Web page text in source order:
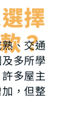
擇
？
、交通
多所學
多屋主
，但整